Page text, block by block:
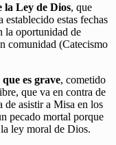
la Ley de Dios, que
estas fechas
la oportunidad de
comunidad (Catecismo
es grave, cometido
que va en contra de
asistir a Misa en los
pecado mortal porque
ley moral de Dios.